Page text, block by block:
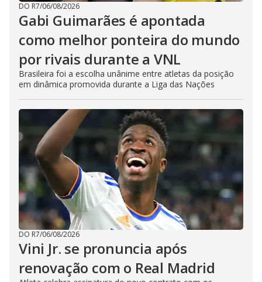
DO R7/06/08/2026
Gabi Guimarães é apontada
como melhor ponteira do mundo
por rivais durante a VNL
Brasileira foi a escolha unânime entre atletas da posição
em dinâmica promovida durante a Liga das Nações
DO R7/06/08/2026
Vini Jr. se pronuncia após
renovação com o Real Madrid